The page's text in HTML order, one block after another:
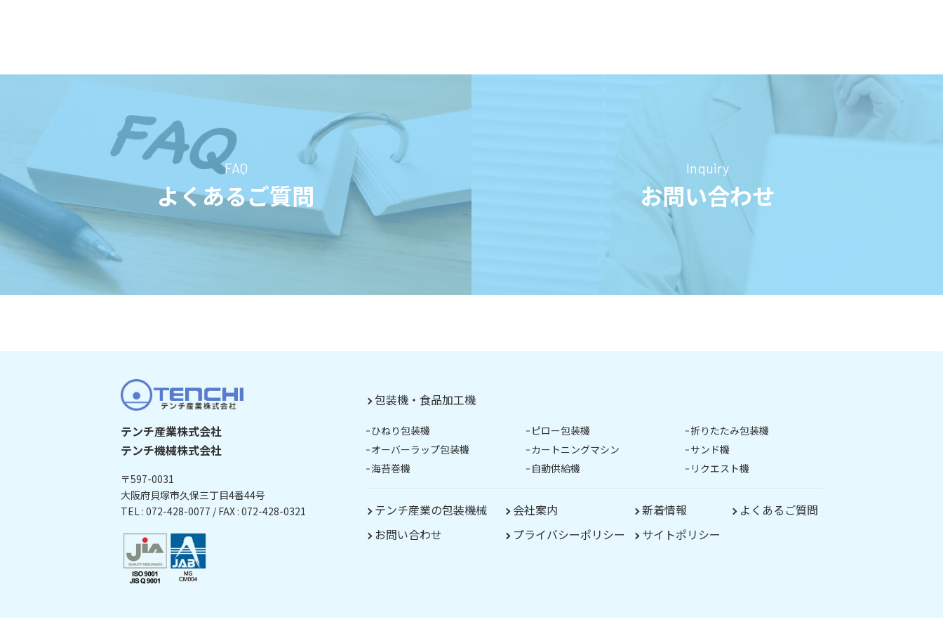
FAQ
よくあるご質問
Inquiry
お問い合わせ
テンチ産業株式会社
テンチ機械株式会社
〒597-0031
大阪府貝塚市久保三丁目4番44号
TEL : 072-428-0077 / FAX : 072-428-0321
包装機・食品加工機
ひねり包装機 ピロー包装機
折りたたみ包装機
オーバーラップ包装機
カートニングマシン
サンド機
海苔巻機
自動供給機 リクエスト機
テンチ産業の包装機械 会社案内 新着情報
よくあるご質問
お問い合わせ
プライバシーポリシー サイトポリシー